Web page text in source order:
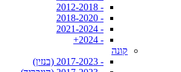
- 2012-2018
- 2018-2020
- 2021-2024
- 2024+
קונה
- 2017-2023 (בנזין)